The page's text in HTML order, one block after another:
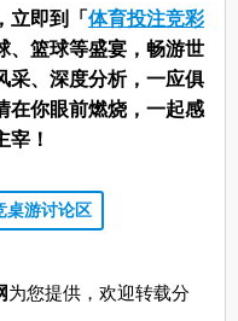
立即到「体育投注竞彩
、篮球等盛宴，畅游世
采、深度分析，一应俱
在你眼前燃烧，一起感
宰！
桌游讨论区
为您提供，欢迎转载分